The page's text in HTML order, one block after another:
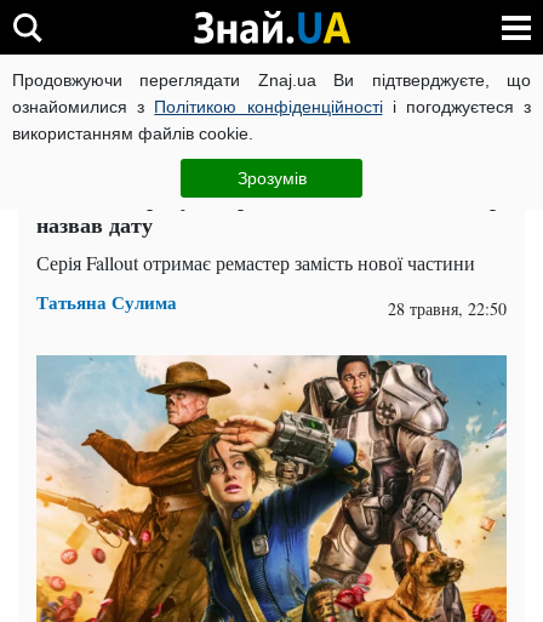
Продовжуючи переглядати Znaj.ua Ви підтверджуєте, що
ознайомилися з Політикою конфіденційностіі погоджуєтеся з
використанням файлів cookie.
Зрозумів
ВІЙНА РОСІЇ ПРОТИ УКРАЇНИ КОРОНАВІРУС В УКРАЇНІ
ЧИТАТЬ НА РУССКОМ
Фанатів порадують ремейком Fallout: інсайдер
назвав дату
Серія Fallout отримає ремастер замість нової частини
Татьяна Сулима 28 травня, 22:50